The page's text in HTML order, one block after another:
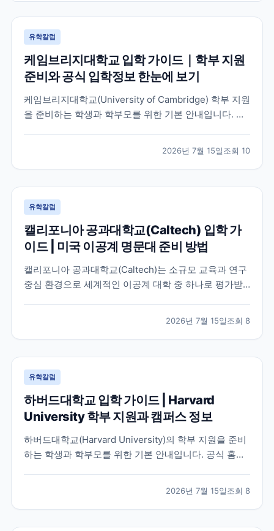
유학칼럼
케임브리지대학교 입학 가이드｜학부 지원
준비와 공식 입학정보 한눈에 보기
케임브리지대학교(University of Cambridge) 학부 지원
을 준비하는 학생과 학부모를 위한 기본 안내입니다. 공
2026년 7월 15일조회 10
유학칼럼
캘리포니아 공과대학교(Caltech) 입학 가
이드 | 미국 이공계 명문대 준비 방법
캘리포니아 공과대학교(Caltech)는 소규모 교육과 연구
중심 환경으로 세계적인 이공계 대학 중 하나로 평가받
2026년 7월 15일조회 8
유학칼럼
하버드대학교 입학 가이드 | Harvard
University 학부 지원과 캠퍼스 정보
하버드대학교(Harvard University)의 학부 지원을 준비
하는 학생과 학부모를 위한 기본 안내입니다. 공식 홈페
2026년 7월 15일조회 8